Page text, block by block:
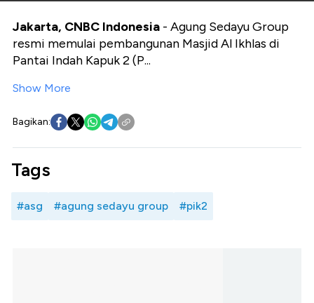
Jakarta, CNBC Indonesia - Agung Sedayu Group
resmi memulai pembangunan Masjid Al Ikhlas di
Pantai Indah Kapuk 2 (P...
Show More
Bagikan:
Tags
#asg #agung sedayu group #pik2